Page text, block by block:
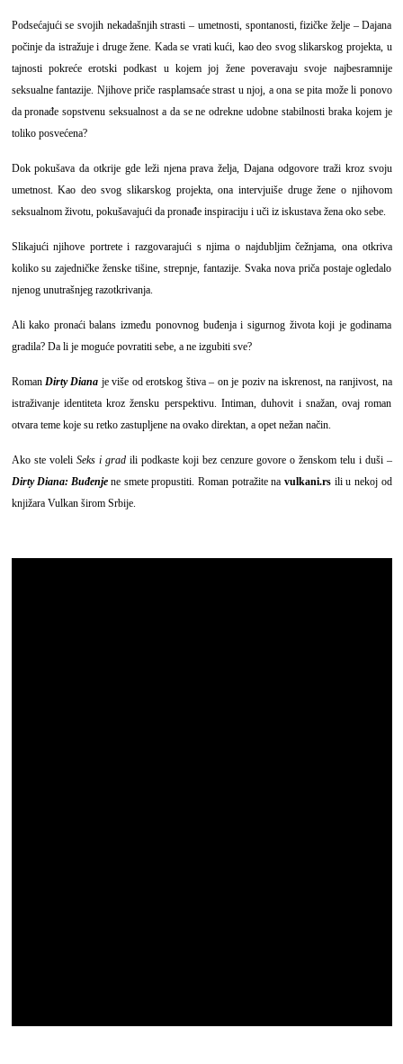
Podsećajući se svojih nekadašnjih strasti – umetnosti, spontanosti, fizičke želje – Dajana
počinje da istražuje i druge žene. Kada se vrati kući, kao deo svog slikarskog projekta, u
tajnosti pokreće erotski podkast u kojem joj žene poveravaju svoje najbesramnije
seksualne fantazije. Njihove priče rasplamsaće strast u njoj, a ona se pita može li ponovo
da pronađe sopstvenu seksualnost a da se ne odrekne udobne stabilnosti braka kojem je
toliko posvećena?
Dok pokušava da otkrije gde leži njena prava želja, Dajana odgovore traži kroz svoju
umetnost. Kao deo svog slikarskog projekta, ona intervjuiše druge žene o njihovom
seksualnom životu, pokušavajući da pronađe inspiraciju i uči iz iskustava žena oko sebe.
Slikajući njihove portrete i razgovarajući s njima o najdubljim čežnjama, ona otkriva
koliko su zajedničke ženske tišine, strepnje, fantazije. Svaka nova priča postaje ogledalo
njenog unutrašnjeg razotkrivanja.
Ali kako pronaći balans između ponovnog buđenja i sigurnog života koji je godinama
gradila? Da li je moguće povratiti sebe, a ne izgubiti sve?
RomanDirty Diana je više od erotskog štiva – on je poziv na iskrenost, na ranjivost, na
istraživanje identiteta kroz žensku perspektivu. Intiman, duhovit i snažan, ovaj roman
otvara teme koje su retko zastupljene na ovako direktan, a opet nežan način.
Ako ste voleli Seks i gradili podkaste koji bez cenzure govore o ženskom telu i duši –
Dirty Diana: Buđenjene smete propustiti. Roman potražite na vulkani.rsili u nekoj od
knjižara Vulkan širom Srbije.